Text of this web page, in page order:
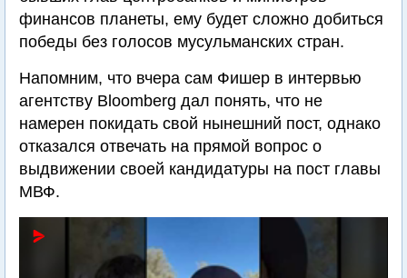
финансов планеты, ему будет сложно добиться
победы без голосов мусульманских стран.
Напомним, что вчера сам Фишер в интервью
агентству Bloomberg дал понять, что не
намерен покидать свой нынешний пост, однако
отказался отвечать на прямой вопрос о
выдвижении своей кандидатуры на пост главы
МВФ.